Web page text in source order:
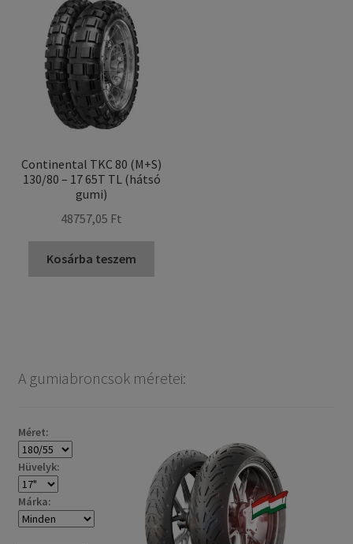
Continental TKC 80 (M+S)
130/80 – 17 65T TL (hátsó
gumi)
48757,05 Ft
Kosárba teszem
A gumiabroncsok méretei:
Méret:
Hüvelyk:
Márka: